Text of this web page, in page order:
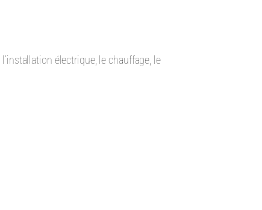
électrique, le chauffage, le